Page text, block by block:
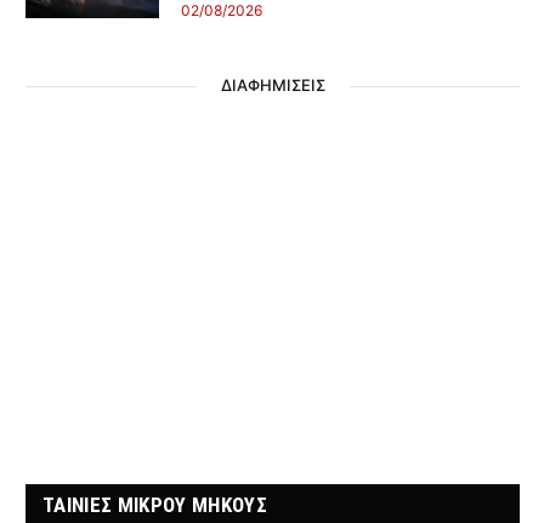
02/08/2026
ΔΙΑΦΗΜΙΣΕΙΣ
ΤΑΙΝΙΕΣ ΜΙΚΡΟΥ ΜΗΚΟΥΣ